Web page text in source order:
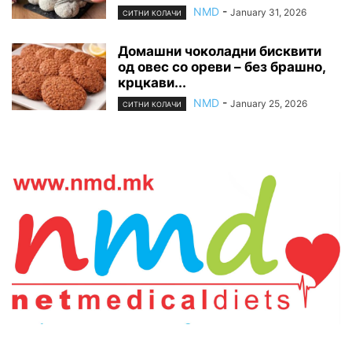
СИТНИ КОЛАЧИ NMD - January 31, 2026
Домашни чоколадни бисквити
од овес со ореви – без брашно,
крцкави...
СИТНИ КОЛАЧИ NMD - January 25, 2026